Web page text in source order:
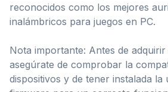
reconocidos como los mejores
inalámbricos para juegos en PC.
Nota importante: Antes de
asegúrate de comprobar la
dispositivos y de tener instalada la